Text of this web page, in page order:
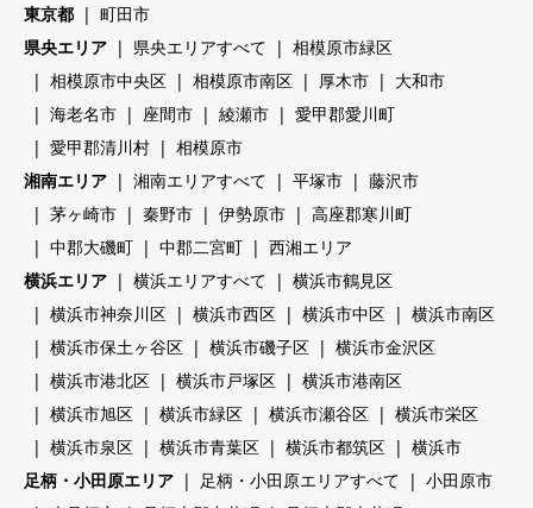
東京都
町田市
県央エリア
県央エリアすべて
相模原市緑区
相模原市中央区
相模原市南区 厚木市
大和市
海老名市
座間市 綾瀬市
愛甲郡愛川町
愛甲郡清川村
相模原市
湘南エリア
湘南エリアすべて 平塚市
藤沢市
茅ヶ崎市
秦野市 伊勢原市
高座郡寒川町
中郡大磯町
中郡二宮町
西湘エリア
横浜エリア
横浜エリアすべて
横浜市鶴見区
横浜市神奈川区
横浜市西区 横浜市中区
横浜市南区
横浜市保土ヶ谷区
横浜市磯子区
横浜市金沢区
横浜市港北区
横浜市戸塚区
横浜市港南区
横浜市旭区
横浜市緑区 横浜市瀬谷区
横浜市栄区
横浜市泉区
横浜市青葉区 横浜市都筑区
横浜市
足柄・小田原エリア
足柄・小田原エリアすべて
小田原市